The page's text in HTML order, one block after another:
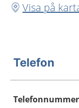
Visa på
Telefon
Telefonnummer